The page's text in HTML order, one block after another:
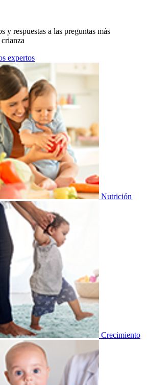
y respuestas a las preguntas más
expertos
Nutrición
Crecimiento